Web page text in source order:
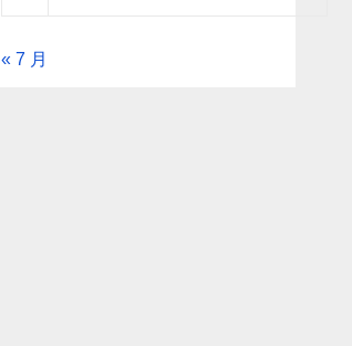
« 7 月